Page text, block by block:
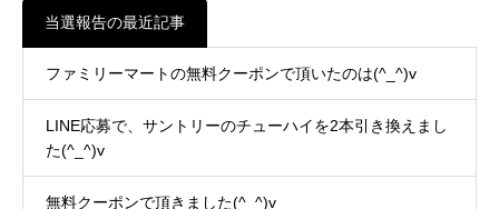
当選報告の最近記事
ファミリーマートの無料クーポンで頂いたのは(^_^)v
LINE応募で、サントリーのチューハイを2本引き換えまし
た(^_^)v
無料クーポンで頂きました(^_^)v